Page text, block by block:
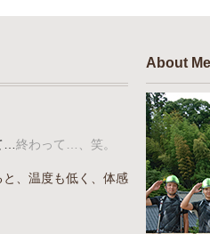
終わって…、笑。
、温度も低く、体感
About Me